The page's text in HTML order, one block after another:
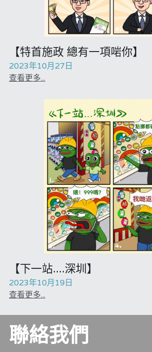
【特首施政 總有一項啱你】
2023年10月27日
查看更多...
【下一站....深圳】
2023年10月19日
查看更多...
聯絡我們